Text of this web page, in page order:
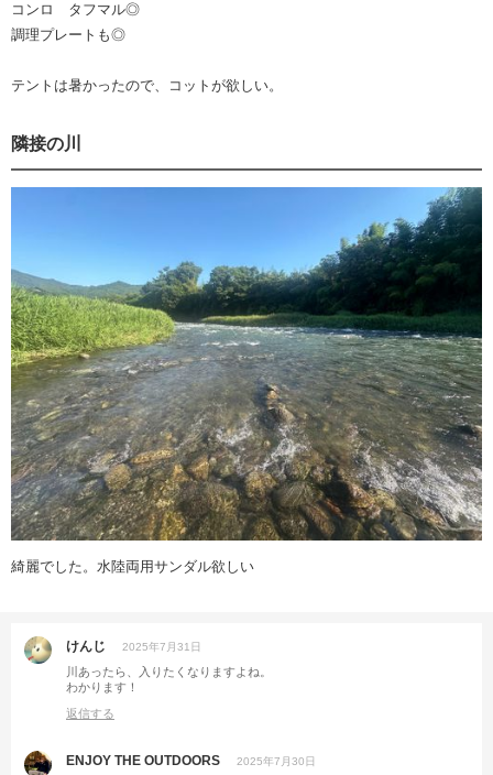
コンロ タフマル◎
調理プレートも◎
テントは暑かったので、コットが欲しい。
隣接の川
綺麗でした。水陸両用サンダル欲しい
けんじ 2025年7月31日
川あったら、入りたくなりますよね。
わかります！
返信する
ENJOY THE OUTDOORS 2025年7月30日